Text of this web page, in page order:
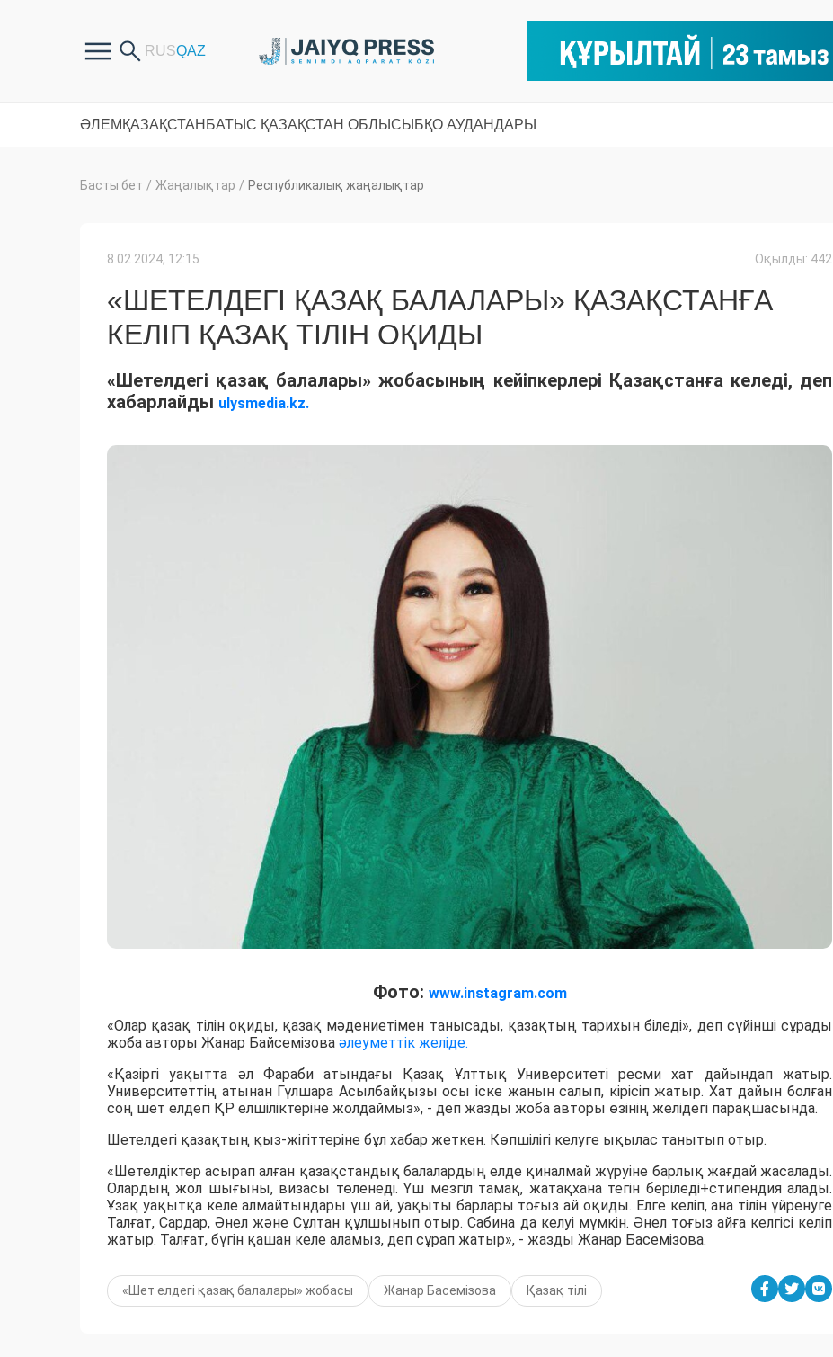
ӘЛЕМ ҚАЗАҚСТАН БАТЫС ҚАЗАҚСТАН ОБЛЫСЫ БҚО АУДАНДАРЫ
Басты бет / Жаңалықтар / Республикалық жаңалықтар
8.02.2024, 12:15 Оқылды: 442
«ШЕТЕЛДЕГІ ҚАЗАҚ БАЛАЛАРЫ» ҚАЗАҚСТАНҒА
КЕЛІП ҚАЗАҚ ТІЛІН ОҚИДЫ
«Шетелдегі қазақ балалары» жобасының кейіпкерлері Қазақстанға келеді, деп
хабарлайды ulysmedia.kz.
Фото: www.instagram.com
«Олар қазақ тілін оқиды, қазақ мәдениетімен танысады, қазақтың тарихын біледі», деп сүйінші сұрады
жоба авторы Жанар Байсемізова әлеуметтік желіде.
«Қазіргі уақытта әл Фараби атындағы Қазақ Ұлттық Университеті ресми хат дайындап жатыр.
Университеттің атынан Гүлшара Асылбайқызы осы іске жанын салып, кірісіп жатыр. Хат дайын болған
соң шет елдегі ҚР елшіліктеріне жолдаймыз», - деп жазды жоба авторы өзінің желідегі парақшасында.
Шетелдегі қазақтың қыз-жігіттеріне бұл хабар жеткен. Көпшілігі келуге ықылас танытып отыр.
«Шетелдіктер асырап алған қазақстандық балалардың елде қиналмай жүруіне барлық жағдай жасалады.
Олардың жол шығыны, визасы төленеді. Үш мезгіл тамақ, жатақхана тегін беріледі+стипендия алады.
Ұзақ уақытқа келе алмайтындары үш ай, уақыты барлары тоғыз ай оқиды. Елге келіп, ана тілін үйренуге
Талғат, Сардар, Әнел және Сұлтан құлшынып отыр. Сабина да келуі мүмкін. Әнел тоғыз айға келгісі келіп
жатыр. Талғат, бүгін қашан келе аламыз, деп сұрап жатыр», - жазды Жанар Басемізова.
«Шет елдегі қазақ балалары» жобасы Жанар Басемізова Қазақ тілі